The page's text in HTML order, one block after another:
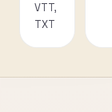
VTT,
TXT